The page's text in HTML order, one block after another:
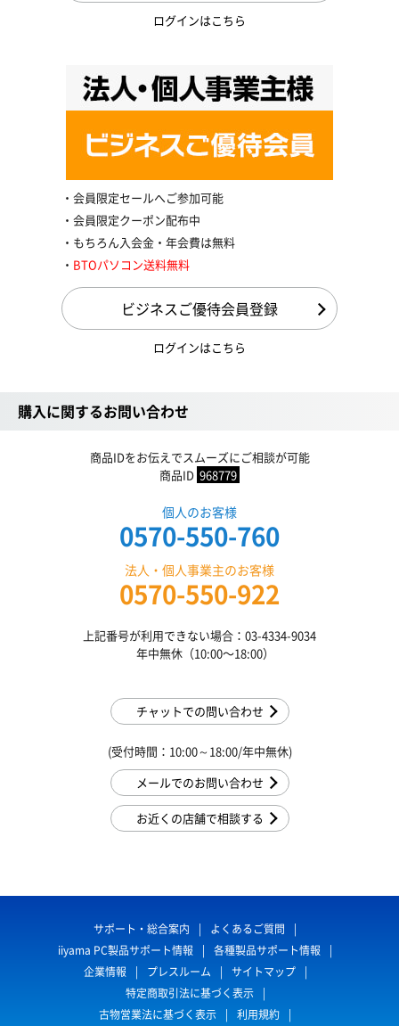
ログインはこちら
会員限定セールへご参加可能
会員限定クーポン配布中
もちろん入会金・年会費は無料
BTOパソコン送料無料
ビジネスご優待会員登録
ログインはこちら
購入に関するお問い合わせ
商品IDをお伝えでスムーズにご相談が可能
商品ID 968779
個人のお客様
0570-550-760
法人・個人事業主のお客様
0570-550-922
上記番号が利用できない場合：03-4334-9034
年中無休（10:00〜18:00）
チャットでの問い合わせ
(受付時間：10:00～18:00/年中無休)
メールでのお問い合わせ
お近くの店舗で相談する
サポート・総合案内
よくあるご質問
iiyama PC製品サポート情報
各種製品サポート情報
企業情報
プレスルーム
サイトマップ
特定商取引法に基づく表示
古物営業法に基づく表示
利用規約